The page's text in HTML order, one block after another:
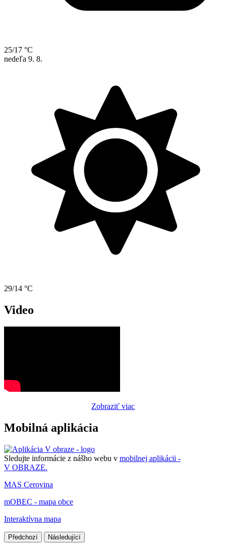
25/17 °C
nedeľa 9. 8.
29/14 °C
Video
Zobraziť viac
Mobilná aplikácia
Sledujte informácie z nášho webu v mobilnej aplikácii -
V OBRAZE.
MAS Cerovina
mOBEC - mapa obce
Interaktívna mapa
Předchozí Následující